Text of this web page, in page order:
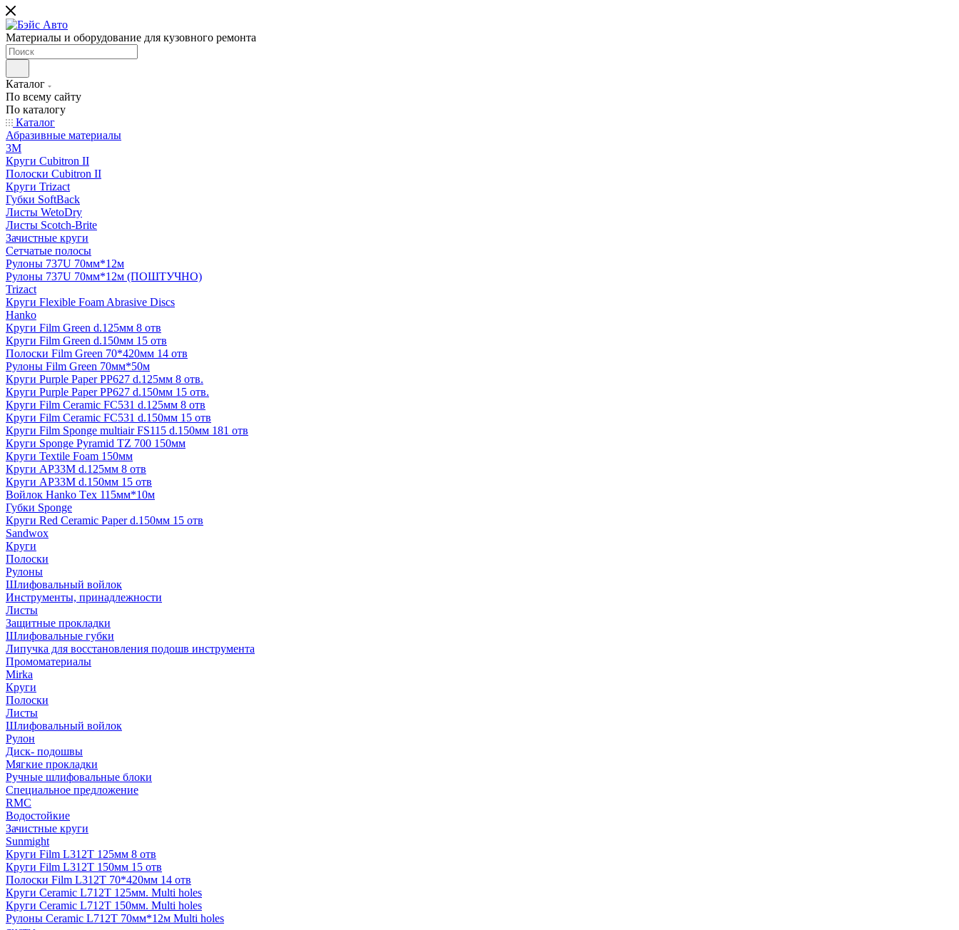
Материалы и оборудование для кузовного ремонта
Каталог
По всему сайту
По каталогу
Каталог
Абразивные материалы
3M
Круги Cubitron II
Полоски Cubitron II
Круги Trizact
Губки SoftBack
Листы WetoDry
Листы Scotch-Brite
Зачистные круги
Сетчатые полосы
Рулоны 737U 70мм*12м
Рулоны 737U 70мм*12м (ПОШТУЧНО)
Trizact
Круги Flexible Foam Abrasive Discs
Hanko
Круги Film Green d.125мм 8 отв
Круги Film Green d.150мм 15 отв
Полоски Film Green 70*420мм 14 отв
Рулоны Film Green 70мм*50м
Круги Purple Paper PP627 d.125мм 8 отв.
Круги Purple Paper PP627 d.150мм 15 отв.
Круги Film Ceramic FC531 d.125мм 8 отв
Круги Film Ceramic FC531 d.150мм 15 отв
Круги Film Sponge multiair FS115 d.150мм 181 отв
Круги Sponge Pyramid TZ 700 150мм
Круги Textile Foam 150мм
Круги AP33M d.125мм 8 отв
Круги AP33M d.150мм 15 отв
Войлок Hanko Tех 115мм*10м
Губки Sponge
Круги Red Ceramic Paper d.150мм 15 отв
Sandwox
Круги
Полоски
Рулоны
Шлифовальный войлок
Инструменты, принадлежности
Листы
Защитные прокладки
Шлифовальные губки
Липучка для восстановления подошв инструмента
Промоматериалы
Mirka
Круги
Полоски
Листы
Шлифовальный войлок
Рулон
Диск- подошвы
Мягкие прокладки
Ручные шлифовальные блоки
Специальное предложение
RMC
Водостойкие
Зачистные круги
Sunmight
Круги Film L312T 125мм 8 отв
Круги Film L312T 150мм 15 отв
Полоски Film L312T 70*420мм 14 отв
Круги Ceramic L712T 125мм. Multi holes
Круги Ceramic L712T 150мм. Multi holes
Рулоны Ceramic L712T 70мм*12м Multi holes